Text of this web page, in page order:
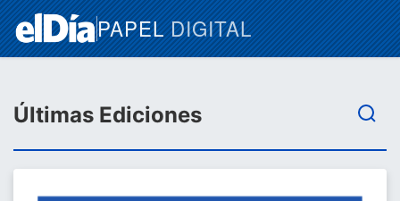
PAPELDIGITAL
Últimas Ediciones